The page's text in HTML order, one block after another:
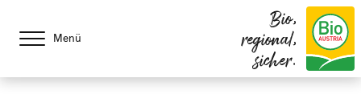
Menü
Bio,
regional,
sicher.